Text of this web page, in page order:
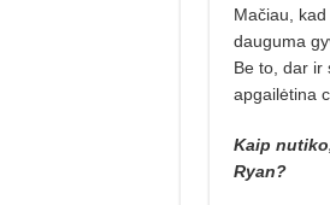
Mačiau,
dauguma
Be to, dar ir
apgailėtina
Kaip
Ryan?